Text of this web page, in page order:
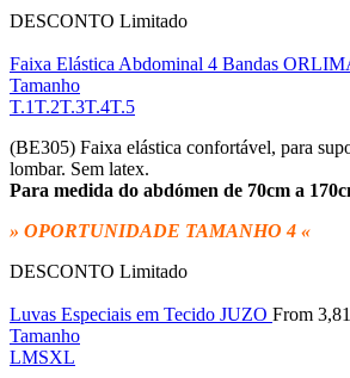
DESCONTO Limitado
Faixa Elástica Abdominal 4 Bandas
Tamanho
T.1T.2T.3T.4T.5
(BE305) Faixa elástica confortável, para
lombar. Sem latex.
Para medida do abdómen de 70cm a
» OPORTUNIDADE TAMANHO 4 «
DESCONTO Limitado
Luvas Especiais em Tecido JUZO From 3,81
Tamanho
LMSXL